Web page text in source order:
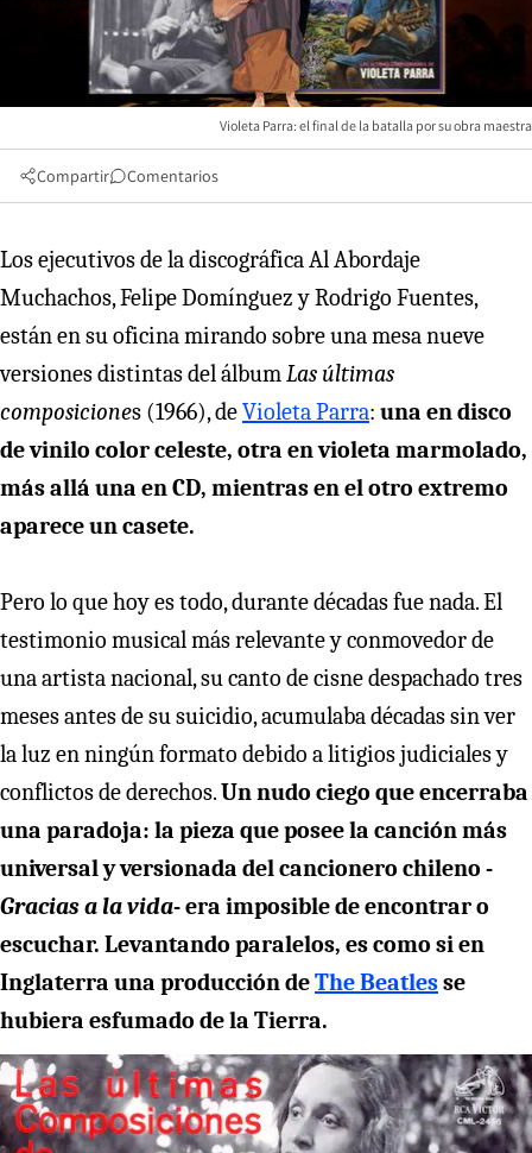
Violeta Parra: el final de la batalla por su obra maestra
Compartir Comentarios
Los ejecutivos de la discográfica Al Abordaje
Muchachos, Felipe Domínguez y Rodrigo Fuentes,
están en su oficina mirando sobre una mesa nueve
versiones distintas del álbumLas últimas
composiciones (1966), deVioleta Parra: una en disco
de vinilo color celeste, otra en violeta marmolado,
más allá una en CD, mientras en el otro extremo
aparece un casete.
Pero lo que hoy es todo, durante décadas fue nada. El
testimonio musical más relevante y conmovedor de
una artista nacional, su canto de cisne despachado tres
meses antes de su suicidio, acumulaba décadas sin ver
la luz en ningún formato debido a litigios judiciales y
conflictos de derechos.Un nudo ciego que encerraba
una paradoja: la pieza que posee la canción más
universal y versionada del cancionero chileno -
Gracias a la vida- era imposible de encontrar o
escuchar. Levantando paralelos, es como si en
Inglaterra una producción deThe Beatlesse
hubiera esfumado de la Tierra.